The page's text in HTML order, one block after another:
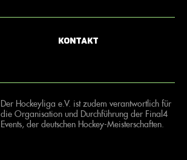
Kontakt
Der Hockeyliga e.V. ist zudem verantwortlich für
die Organisation und Durchführung der Final4
Events, der deutschen Hockey-Meisterschaften.